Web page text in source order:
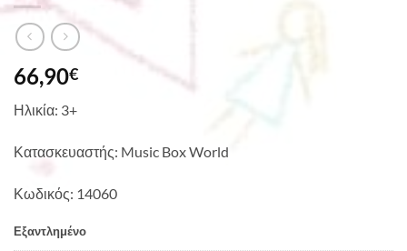
66,90€
Ηλικία: 3+
Κατασκευαστής: Music Box World
Κωδικός: 14060
Εξαντλημένο